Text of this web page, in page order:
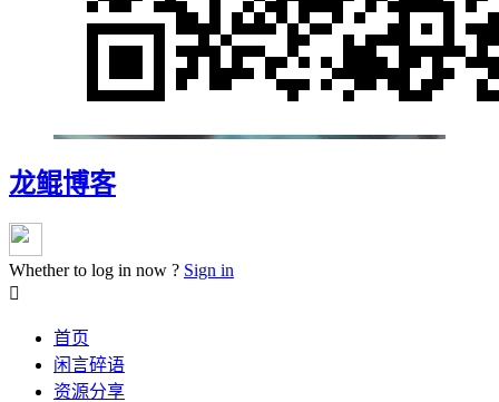
龙鲲博客
Whether to log in now ? Sign in

首页
闲言碎语
资源分享